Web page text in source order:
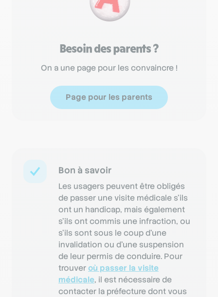
Besoin des parents ?
On a une page pour les convaincre !
Page pour les parents
Bon à savoir
Les usagers peuvent être obligés
de passer une visite médicale s’ils
ont un handicap, mais également
s’ils ont commis une infraction, ou
s’ils sont sous le coup d’une
invalidation ou d’une suspension
de leur permis de conduire. Pour
trouveroù passer la visite
médicale, il est nécessaire de
contacter la préfecture dont vous